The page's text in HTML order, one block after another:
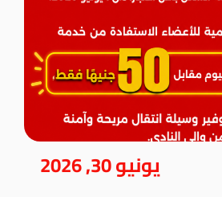
يونيو 30, 2026